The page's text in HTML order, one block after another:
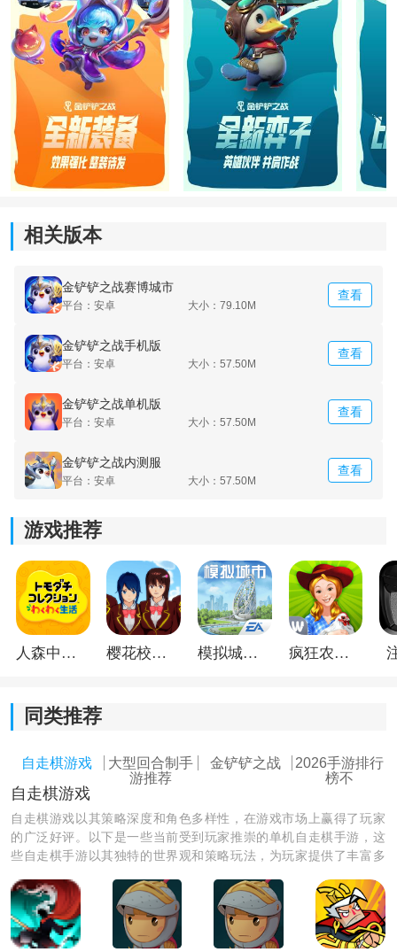
2.在乱斗的场面当中，让玩家能够尽情的去享受更多乱斗
的乐趣。
3.尽情的挥动角色手中的金铲子，不断的去对付对手。
金铲铲之战段位等级表一览
一、在目前的S9.5赛季中共有10个段位，在铂金段位和
韧黑铁、英勇黄铜、不屈白银、荣耀黄金、华贵铂金、
流光翡翠、璀璨钻石、超凡大师、傲视宗师、最强王
相关版本
金铲铲之战赛博城市
平台：安卓 大小：79.10M
查看
金铲铲之战手机版
平台：安卓 大小：57.50M
查看
金铲铲之战单机版
平台：安卓 大小：57.50M
查看
金铲铲之战内测服
平台：安卓 大小：57.50M
查看
游戏推荐
人森中文版 樱花校园模拟器1.048.00中文版 模拟城市我是巿长联机版 疯狂农场3美国派19
同类推荐
自走棋游戏
大型回合制手
游推荐
金铲铲之战
2026手游排行
榜不
自走棋游戏
自走棋游戏以其策略深度和角色多样性，在游戏市场上赢得了玩家
的广泛好评。以下是一些当前受到玩家推崇的单机自走棋手游，这
些自走棋手游以其独特的世界观和策略玩法，为玩家提供了丰富多
乐趣的玩家，都能在这些游戏中找到自己的位置。